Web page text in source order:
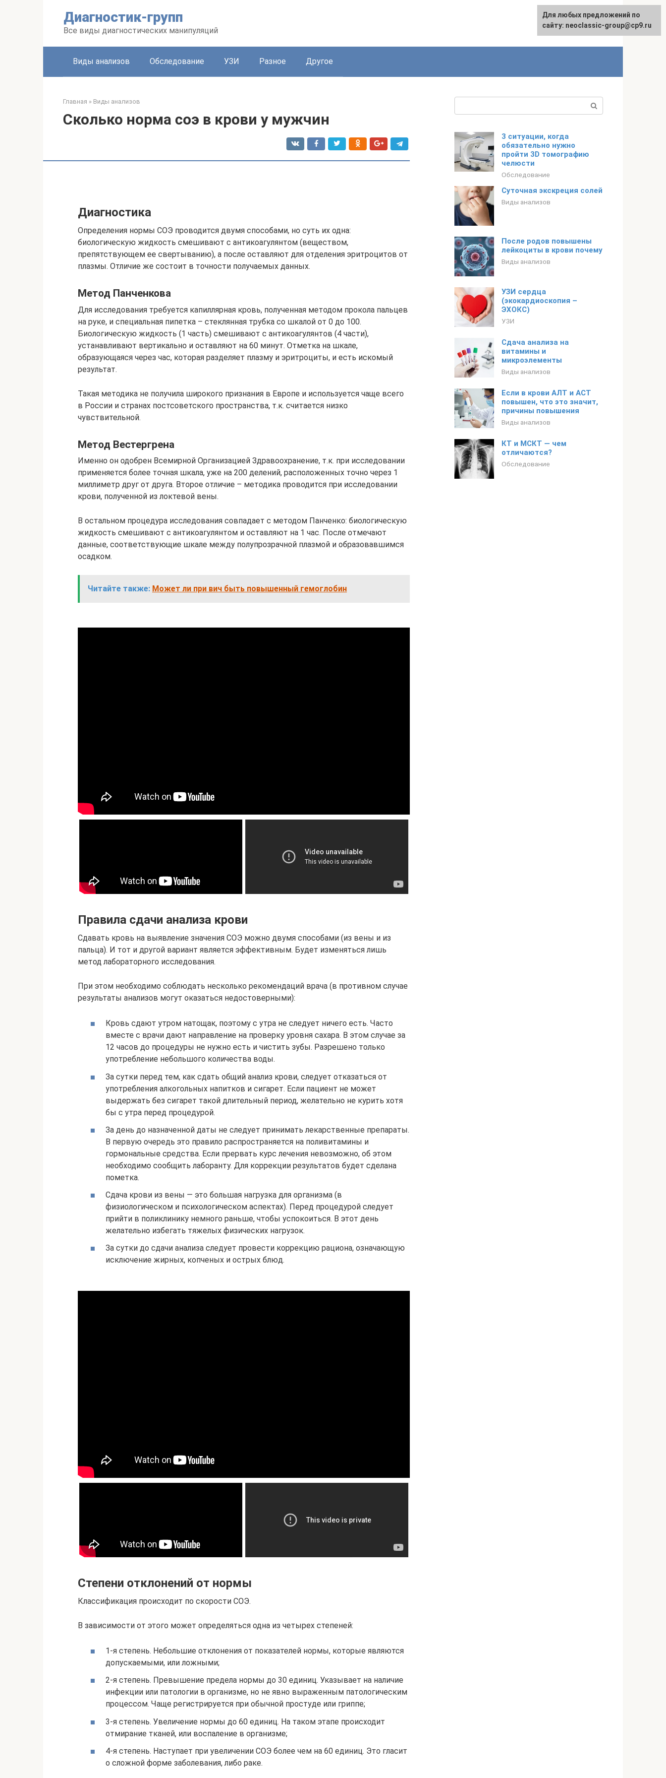
Диагностик-групп
Все виды диагностических манипуляций
Виды анализов Обследование УЗИ Разное Другое
Главная » Виды анализов
Сколько норма соэ в крови у мужчин
Диагностика
Определения нормы СОЭ проводится двумя способами, но суть их одна:
биологическую жидкость смешивают с антикоагулянтом (веществом,
препятствующем ее свертыванию), а после оставляют для отделения эритроцитов от
плазмы. Отличие же состоит в точности получаемых данных.
Метод Панченкова
Для исследования требуется капиллярная кровь, полученная методом прокола пальцев
на руке, и специальная пипетка – стеклянная трубка со шкалой от 0 до 100.
Биологическую жидкость (1 часть) смешивают с антикоагулянтов (4 части),
устанавливают вертикально и оставляют на 60 минут. Отметка на шкале,
образующаяся через час, которая разделяет плазму и эритроциты, и есть искомый
результат.
Такая методика не получила широкого признания в Европе и используется чаще всего
в России и странах постсоветского пространства, т.к. считается низко
чувствительной.
Метод Вестергрена
Именно он одобрен Всемирной Организацией Здравоохранение, т.к. при исследовании
применяется более точная шкала, уже на 200 делений, расположенных точно через 1
миллиметр друг от друга. Второе отличие – методика проводится при исследовании
крови, полученной из локтевой вены.
В остальном процедура исследования совпадает с методом Панченко: биологическую
жидкость смешивают с антикоагулянтом и оставляют на 1 час. После отмечают
данные, соответствующие шкале между полупрозрачной плазмой и образовавшимся
осадком.
Читайте также: Может ли при вич быть повышенный гемоглобин
Правила сдачи анализа крови
Сдавать кровь на выявление значения СОЭ можно двумя способами (из вены и из
пальца). И тот и другой вариант является эффективным. Будет изменяться лишь
метод лабораторного исследования.
При этом необходимо соблюдать несколько рекомендаций врача (в противном случае
результаты анализов могут оказаться недостоверными):
Кровь сдают утром натощак, поэтому с утра не следует ничего есть. Часто
вместе с врачи дают направление на проверку уровня сахара. В этом случае за
12 часов до процедуры не нужно есть и чистить зубы. Разрешено только
употребление небольшого количества воды.
За сутки перед тем, как сдать общий анализ крови, следует отказаться от
употребления алкогольных напитков и сигарет. Если пациент не может
выдержать без сигарет такой длительный период, желательно не курить хотя
бы с утра перед процедурой.
За день до назначенной даты не следует принимать лекарственные препараты.
В первую очередь это правило распространяется на поливитамины и
гормональные средства. Если прервать курс лечения невозможно, об этом
необходимо сообщить лаборанту. Для коррекции результатов будет сделана
пометка.
Сдача крови из вены — это большая нагрузка для организма (в
физиологическом и психологическом аспектах). Перед процедурой следует
прийти в поликлинику немного раньше, чтобы успокоиться. В этот день
желательно избегать тяжелых физических нагрузок.
За сутки до сдачи анализа следует провести коррекцию рациона, означающую
исключение жирных, копченых и острых блюд.
Cтепени отклонений от нормы
Классификация происходит по скорости СОЭ.
В зависимости от этого может определяться одна из четырех степеней:
1-я степень. Небольшие отклонения от показателей нормы, которые являются
допускаемыми, или ложными;
2-я степень. Превышение предела нормы до 30 единиц. Указывает на наличие
инфекции или патологии в организме, но не явно выраженным патологическим
процессом. Чаще регистрируется при обычной простуде или гриппе;
3-я степень. Увеличение нормы до 60 единиц. На таком этапе происходит
отмирание тканей, или воспаление в организме;
4-я степень. Наступает при увеличении СОЭ более чем на 60 единиц. Это гласит
о сложной форме заболевания, либо раке.
3 ситуации, когда
обязательно нужно
пройти 3D томографию
челюсти
Обследование
Суточная экскреция солей
Виды анализов
После родов повышены
лейкоциты в крови почему
Виды анализов
УЗИ сердца
(экокардиоскопия –
ЭХОКС)
УЗИ
Сдача анализа на
витамины и
микроэлементы
Виды анализов
Если в крови АЛТ и АСТ
повышен, что это значит,
причины повышения
Виды анализов
КТ и МСКТ — чем
отличаются?
Обследование
Для любых предложений по
сайту: neoclassic-group@cp9.ru